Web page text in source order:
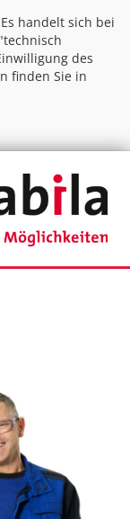
handelt sich bei
des
finden Sie in